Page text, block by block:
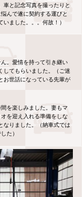
車と記念写真を撮ったりと
んで遂に契約する運びと
ました。。。何故！）
。愛情を持って引き継い
してもらいました。（ご迷
お世話になっている先輩が
間を楽しみました。妻もマ
を迎え入れる準備をしな
なりました。（納車式では
た）